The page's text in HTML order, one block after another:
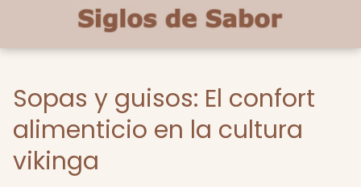
Sopas y guisos: El confort
alimenticio en la cultura
vikinga